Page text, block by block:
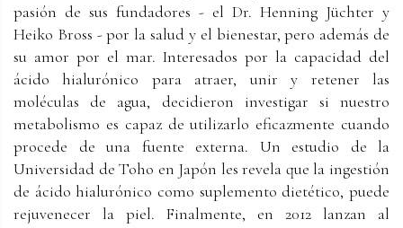
pasión de sus fundadores - el Dr. Henning Jüchter y
Heiko Bross - por la salud y el bienestar, pero además de
su amor por el mar. Interesados por la capacidad del
ácido hialurónico para atraer, unir y retener las
moléculas de agua, decidieron investigar si nuestro
metabolismo es capaz de utilizarlo eficazmente cuando
procede de una fuente externa. Un estudio de la
Universidad de Toho en Japón les revela que la ingestión
de ácido hialurónico como suplemento dietético, puede
rejuvenecer la piel. Finalmente, en 2012 lanzan al